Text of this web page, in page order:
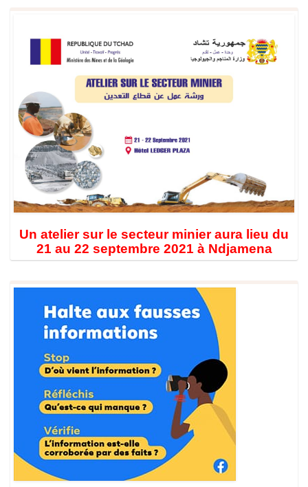
Un atelier sur le secteur minier aura lieu du
21 au 22 septembre 2021 à Ndjamena